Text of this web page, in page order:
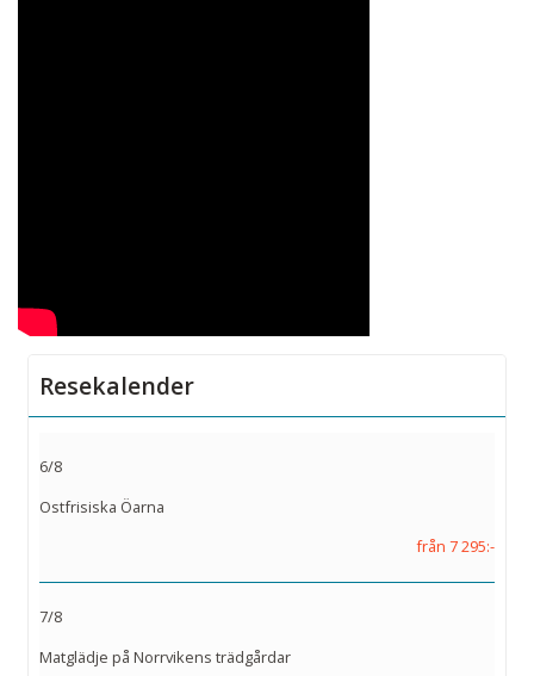
Resekalender
6/8
Ostfrisiska Öarna
från 7 295:-
7/8
Matglädje på Norrvikens trädgårdar